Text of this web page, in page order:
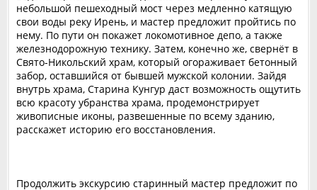
небольшой пешеходный мост через медленно катящую
свои воды реку Ирень, и мастер предложит пройтись по
нему. По пути он покажет локомотивное депо, а также
железнодорожную технику. Затем, конечно же, свернёт в
Свято-Никольский храм, который огораживает бетонный
забор, оставшийся от бывшей мужской колонии. Зайдя
внутрь храма, Старина Кунгур даст возможность ощутить
всю красоту убранства храма, продемонстрирует
живописные иконы, развешенные по всему зданию,
расскажет историю его восстановления.
Продолжить экскурсию старинный мастер предложит по